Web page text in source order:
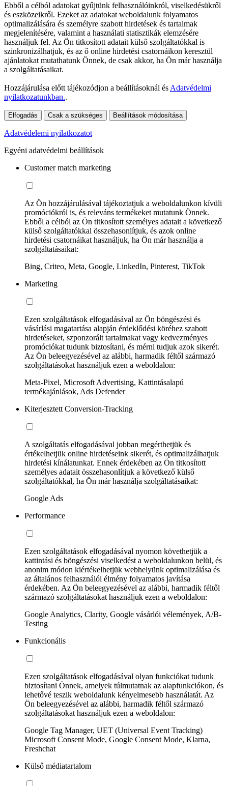
Ebből a célból adatokat gyűjtünk felhasználóinkról, viselkedésükről
és eszközeikről. Ezeket az adatokat weboldalunk folyamatos
optimalizálására és személyre szabott hirdetések és tartalmak
megjelenítésére, valamint a használati statisztikák elemzésére
használjuk fel. Az Ön titkosított adatait külső szolgáltatókkal is
szinkronizálhatjuk, és az ő online hirdetési csatornáikon keresztül
ajánlatokat mutathatunk Önnek, de csak akkor, ha Ön már használja
a szolgáltatásaikat.
Hozzájárulása előtt tájékozódjon a beállításoknál és Adatvédelmi
nyilatkozatunkban..
Elfogadás Csak a szükséges Beállítások módosítása
Adatvédelemi nyilatkozatot
Egyéni adatvédelmi beállítások
Customer match marketing
Az Ön hozzájárulásával tájékoztatjuk a weboldalunkon kívüli
promóciókról is, és releváns termékeket mutatunk Önnek.
Ebből a célból az Ön titkosított személyes adatait a következő
külső szolgáltatókkal összehasonlítjuk, és azok online
hirdetési csatornáikat használjuk, ha Ön már használja a
szolgáltatásaikat:
Bing, Criteo, Meta, Google, LinkedIn, Pinterest, TikTok
Marketing
Ezen szolgáltatások elfogadásával az Ön böngészési és
vásárlási magatartása alapján érdeklődési köréhez szabott
hirdetéseket, szponzorált tartalmakat vagy kedvezményes
promóciókat tudunk biztosítani, és mérni tudjuk azok sikerét.
Az Ön beleegyezésével az alábbi, harmadik féltől származó
szolgáltatásokat használjuk ezen a weboldalon:
Meta-Pixel, Microsoft Advertising, Kattintásalapú
termékajánlások, Ads Defender
Kiterjesztett Conversion-Tracking
A szolgáltatás elfogadásával jobban megérthetjük és
értékelhetjük online hirdetéseink sikerét, és optimalizálhatjuk
hirdetési kínálatunkat. Ennek érdekében az Ön titkosított
személyes adatait összehasonlítjuk a következő külső
szolgáltatókkal, ha Ön már használja szolgáltatásaikat:
Google Ads
Performance
Ezen szolgáltatások elfogadásával nyomon követhetjük a
kattintási és böngészési viselkedést a weboldalunkon belül, és
anonim módon kiértékelhetjük webhelyünk optimalizálása és
az általános felhasználói élmény folyamatos javítása
érdekében. Az Ön beleegyezésével az alábbi, harmadik féltől
származó szolgáltatásokat használjuk ezen a weboldalon:
Google Analytics, Clarity, Google vásárlói vélemények, A/B-
Testing
Funkcionális
Ezen szolgáltatások elfogadásával olyan funkciókat tudunk
biztosítani Önnek, amelyek túlmutatnak az alapfunkciókon, és
lehetővé teszik weboldalunk kényelmesebb használatát. Az
Ön beleegyezésével az alábbi, harmadik féltől származó
szolgáltatásokat használjuk ezen a weboldalon:
Google Tag Manager, UET (Universal Event Tracking)
Microsoft Consent Mode, Google Consent Mode, Klarna,
Freshchat
Külső médiatartalom